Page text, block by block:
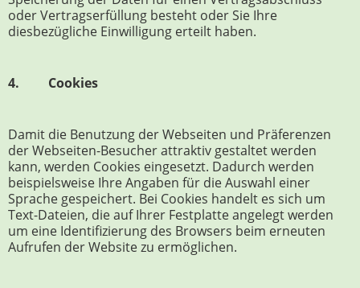
oder Vertragserfüllung besteht oder Sie Ihre
diesbezügliche Einwilligung erteilt haben.
4. Cookies
Damit die Benutzung der Webseiten und Präferenzen
der Webseiten-Besucher attraktiv gestaltet werden
kann, werden Cookies eingesetzt. Dadurch werden
beispielsweise Ihre Angaben für die Auswahl einer
Sprache gespeichert. Bei Cookies handelt es sich um
Text-Dateien, die auf Ihrer Festplatte angelegt werden
um eine Identifizierung des Browsers beim erneuten
Aufrufen der Website zu ermöglichen.